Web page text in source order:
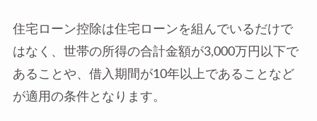
住宅ローン控除は住宅ローンを組んでいるだけで
はなく、世帯の所得の合計金額が3,000万円以下で
あることや、借入期間が10年以上であることなど
が適用の条件となります。